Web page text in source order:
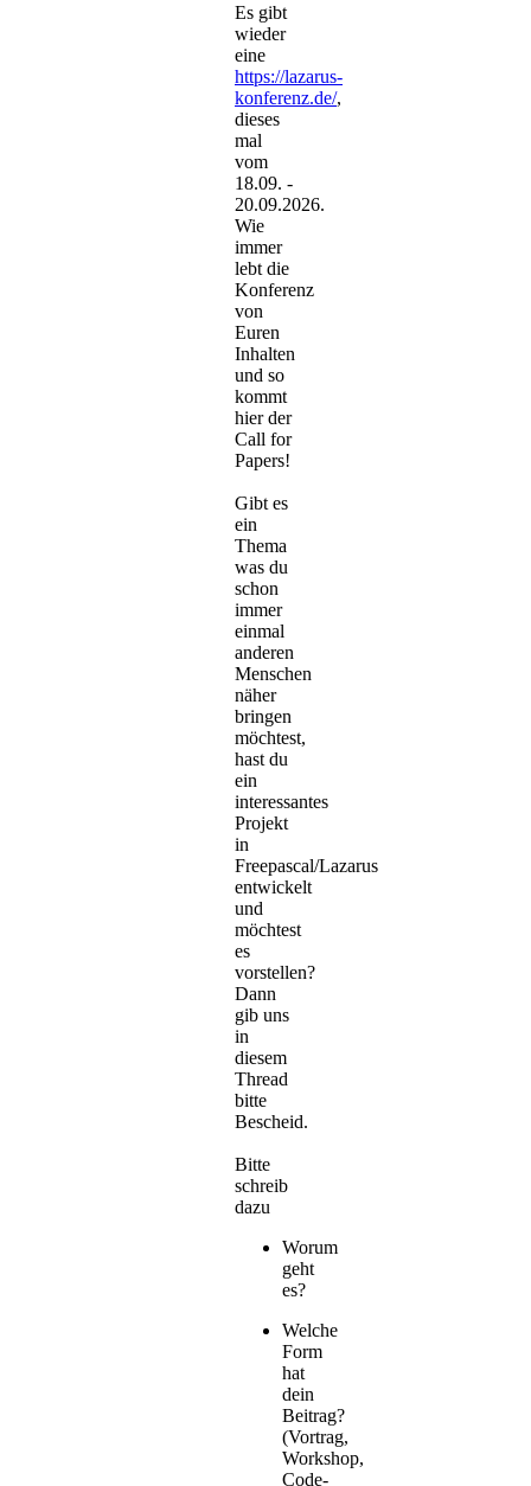
Es gibt
wieder
eine
https://lazarus-
konferenz.de/,
dieses
mal
vom
18.09. -
20.09.2026.
Wie
immer
lebt die
Konferenz
von
Euren
Inhalten
und so
kommt
hier der
Call for
Papers!
Gibt es
ein
Thema
was du
schon
immer
einmal
anderen
Menschen
näher
bringen
möchtest,
hast du
ein
interessantes
Projekt
in
Freepascal/Lazarus
entwickelt
und
möchtest
es
vorstellen?
Dann
gib uns
in
diesem
Thread
bitte
Bescheid.
Bitte
schreib
dazu
Worum
geht
es?
Welche
Form
hat
dein
Beitrag?
(Vortrag,
Workshop,
Code-